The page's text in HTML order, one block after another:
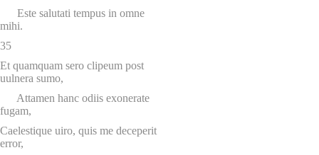
Este salutati tempus in omne
mihi.
35
Et quamquam sero clipeum post
uulnera sumo,
Attamen hanc odiis exonerate
fugam,
Caelestique uiro, quis me deceperit
error,